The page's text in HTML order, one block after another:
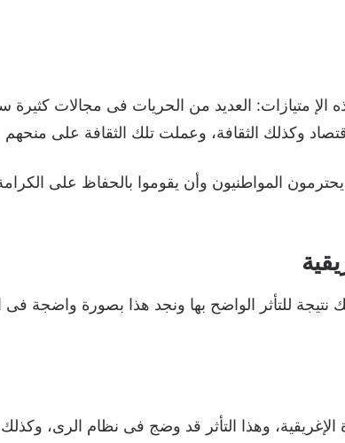
الإ متيازات: العديد من الحريات فى مجالات كثيرة
وكذلك الثقافة، وعملت تلك الثقافة على منحهم
يحترمون المواطنيون وأن يقوموا بالحفاظ على
نتيجة للتأثر الواضح بها ونجد هذا بصورة واضجة فى
وهذا التأثر قد وضج فى نظام الرى، وكذلك